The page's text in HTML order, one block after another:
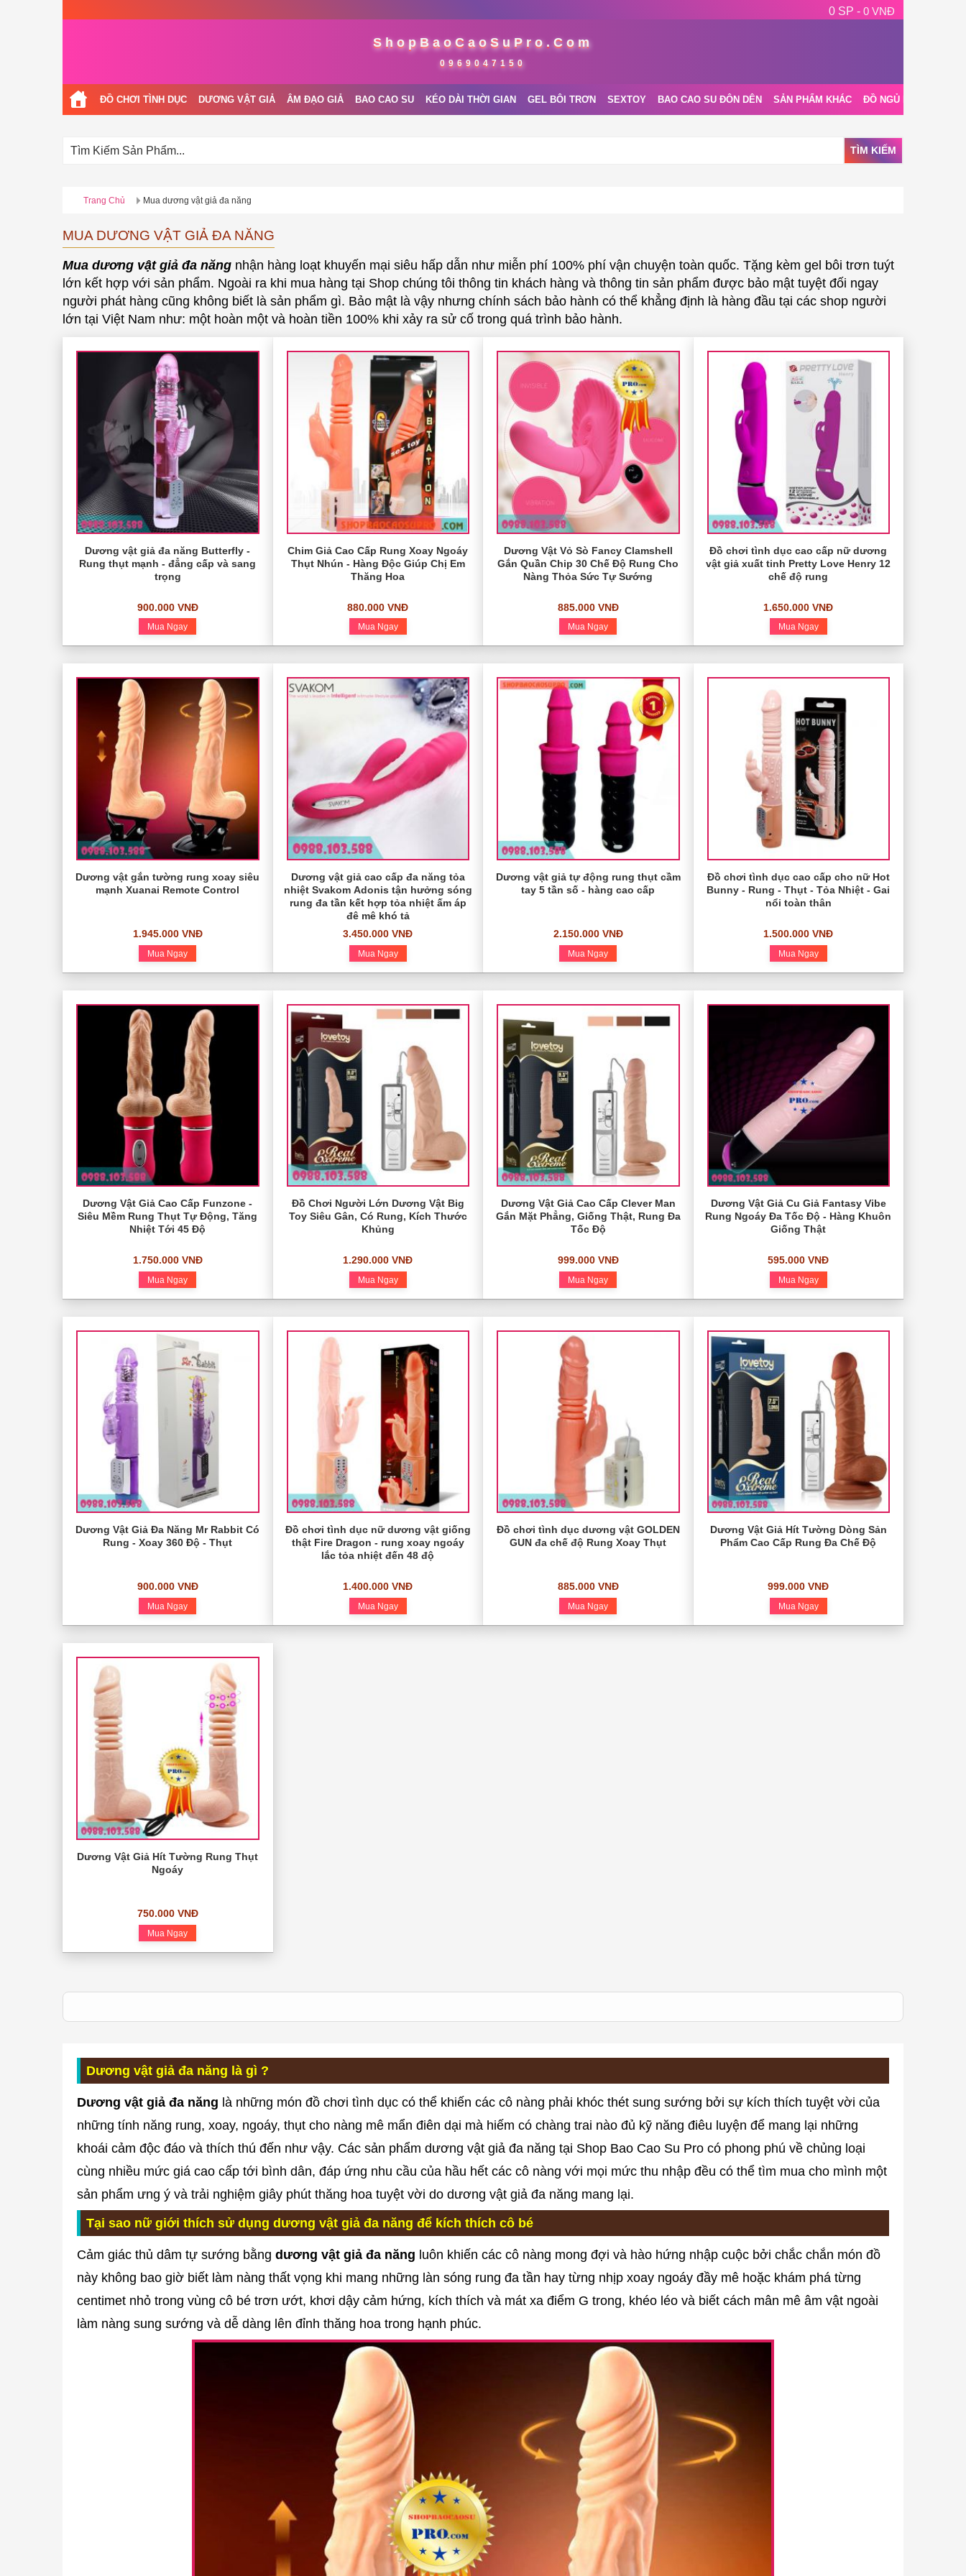
0 SP - 0 VNĐ
ShopBaoCaoSuPro.Com
0969047150
ĐỒ CHƠI TÌNH DỤC DƯƠNG VẬT GIẢ ÂM ĐẠO GIẢ BAO CAO SU KÉO DÀI THỜI GIAN GEL BÔI TRƠN SEXTOY BAO CAO SU ĐÔN DÊN SẢN PHẨM KHÁC ĐỒ NGỦ NỘI Y
TÌM KIẾM
Trang Chủ Mua dương vật giả đa năng
MUA DƯƠNG VẬT GIẢ ĐA NĂNG
Mua dương vật giả đa năng nhận hàng loạt khuyến mại siêu hấp dẫn như miễn phí 100% phí vận chuyện toàn quốc. Tặng kèm gel bôi trơn tuýt
lớn kết hợp với sản phẩm. Ngoài ra khi mua hàng tại Shop chúng tôi thông tin khách hàng và thông tin sản phẩm được bảo mật tuyệt đối ngay
người phát hàng cũng không biết là sản phẩm gì. Bảo mật là vậy nhưng chính sách bảo hành có thể khẳng định là hàng đầu tại các shop người
lớn tại Việt Nam như: một hoàn một và hoàn tiền 100% khi xảy ra sử cố trong quá trình bảo hành.
Dương vật giả đa năng Butterfly -
Rung thụt mạnh - đẳng cấp và sang
trọng
900.000 VNĐ
Mua Ngay
Chim Giả Cao Cấp Rung Xoay Ngoáy
Thụt Nhún - Hàng Độc Giúp Chị Em
Thăng Hoa
880.000 VNĐ
Mua Ngay
Dương Vật Vỏ Sò Fancy Clamshell
Gắn Quần Chip 30 Chế Độ Rung Cho
Nàng Thỏa Sức Tự Sướng
885.000 VNĐ
Mua Ngay
Đồ chơi tình dục cao cấp nữ dương
vật giả xuất tinh Pretty Love Henry 12
chế độ rung
1.650.000 VNĐ
Mua Ngay
Dương vật gắn tường rung xoay siêu
mạnh Xuanai Remote Control
1.945.000 VNĐ
Mua Ngay
Dương vật giả cao cấp đa năng tỏa
nhiệt Svakom Adonis tận hưởng sóng
rung đa tần kết hợp tỏa nhiệt ấm áp
đê mê khó tả
3.450.000 VNĐ
Mua Ngay
Dương vật giả tự động rung thụt cầm
tay 5 tần số - hàng cao cấp
2.150.000 VNĐ
Mua Ngay
Đồ chơi tình dục cao cấp cho nữ Hot
Bunny - Rung - Thụt - Tỏa Nhiệt - Gai
nổi toàn thân
1.500.000 VNĐ
Mua Ngay
Dương Vật Giả Cao Cấp Funzone -
Siêu Mềm Rung Thụt Tự Động, Tăng
Nhiệt Tới 45 Độ
1.750.000 VNĐ
Mua Ngay
Đồ Chơi Người Lớn Dương Vật Big
Toy Siêu Gân, Có Rung, Kích Thước
Khủng
1.290.000 VNĐ
Mua Ngay
Dương Vật Giả Cao Cấp Clever Man
Gắn Mặt Phẳng, Giống Thật, Rung Đa
Tốc Độ
999.000 VNĐ
Mua Ngay
Dương Vật Giả Cu Giả Fantasy Vibe
Rung Ngoáy Đa Tốc Độ - Hàng Khuôn
Giống Thật
595.000 VNĐ
Mua Ngay
Dương Vật Giả Đa Năng Mr Rabbit Có
Rung - Xoay 360 Độ - Thụt
900.000 VNĐ
Mua Ngay
Đồ chơi tình dục nữ dương vật giống
thật Fire Dragon - rung xoay ngoáy
lắc tỏa nhiệt đến 48 độ
1.400.000 VNĐ
Mua Ngay
Đồ chơi tình dục dương vật GOLDEN
GUN đa chế độ Rung Xoay Thụt
885.000 VNĐ
Mua Ngay
Dương Vật Giả Hít Tường Dòng Sản
Phẩm Cao Cấp Rung Đa Chế Độ
999.000 VNĐ
Mua Ngay
Dương Vật Giả Hít Tường Rung Thụt
Ngoáy
750.000 VNĐ
Mua Ngay
Dương vật giả đa năng là gì ?
Dương vật giả đa năng là những món đồ chơi tình dục có thể khiến các cô nàng phải khóc thét sung sướng bởi sự kích thích tuyệt vời của
những tính năng rung, xoay, ngoáy, thụt cho nàng mê mẩn điên dại mà hiếm có chàng trai nào đủ kỹ năng điêu luyện để mang lại những
khoái cảm độc đáo và thích thú đến như vậy. Các sản phẩm dương vật giả đa năng tại Shop Bao Cao Su Pro có phong phú về chủng loại
cùng nhiều mức giá cao cấp tới bình dân, đáp ứng nhu cầu của hầu hết các cô nàng với mọi mức thu nhập đều có thể tìm mua cho mình một
sản phẩm ưng ý và trải nghiệm giây phút thăng hoa tuyệt vời do dương vật giả đa năng mang lại.
Tại sao nữ giới thích sử dụng dương vật giả đa năng để kích thích cô bé
Cảm giác thủ dâm tự sướng bằng dương vật giả đa năng luôn khiến các cô nàng mong đợi và hào hứng nhập cuộc bởi chắc chắn món đồ
này không bao giờ biết làm nàng thất vọng khi mang những làn sóng rung đa tần hay từng nhịp xoay ngoáy đầy mê hoặc khám phá từng
centimet nhỏ trong vùng cô bé trơn ướt, khơi dậy cảm hứng, kích thích và mát xa điểm G trong, khéo léo và biết cách mân mê âm vật ngoài
làm nàng sung sướng và dễ dàng lên đỉnh thăng hoa trong hạnh phúc.